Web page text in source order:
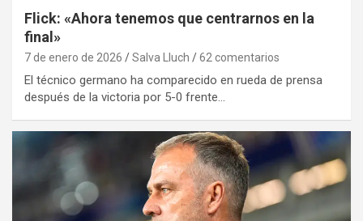
Flick: «Ahora tenemos que centrarnos en la
final»
7 de enero de 2026 Salva Lluch 62 comentarios
El técnico germano ha comparecido en rueda de prensa
después de la victoria por 5-0 frente…